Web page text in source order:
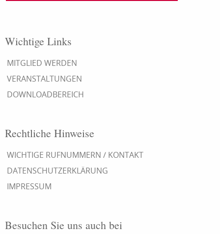
Wichtige Links
MITGLIED WERDEN
VERANSTALTUNGEN
DOWNLOADBEREICH
Rechtliche Hinweise
WICHTIGE RUFNUMMERN / KONTAKT
DATENSCHUTZERKLÄRUNG
IMPRESSUM
Besuchen Sie uns auch bei